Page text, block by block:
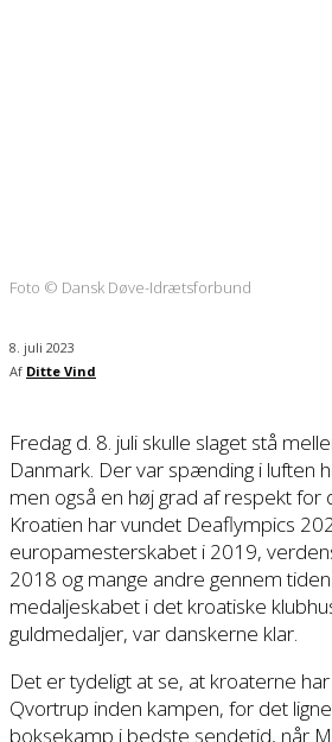
Foto © Dansk Døve-Idrætsforbund
8. juli 2023
Af Ditte Vind
Fredag d. 8. juli skulle slaget stå
Danmark. Der var spænding i luften
men også en høj grad af respekt
Kroatien har vundet Deaflympics
europamesterskabet i 2019,
2018 og mange andre gennem
medaljeskabet i det kroatiske
guldmedaljer, var danskerne klar.
Det er tydeligt at se, at kroaterne
Qvortrup inden kampen, for det
boksekamp i bedste sendetid, når